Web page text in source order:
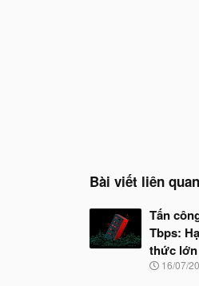
Bài viết liên quan
Tấn
Tbps:
thức lớn
N
16/07/